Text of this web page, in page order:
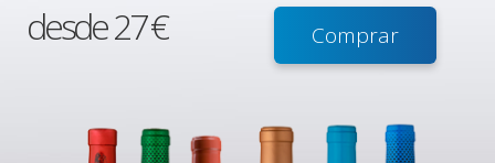
desde 27 € Comprar